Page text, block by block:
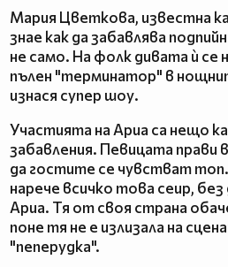
Мария Цветкова, известна
знае как да забавлява
не само. На фолк дивата ѝ се
пълен "терминатор" в
изнася супер шоу.
Участията на Ариа са нещо
забавления. Певицата прави
да гостите се чувстват
нарече всичко това сеир,
Ариа. Тя от своя страна
поне тя не е излизала на
"пеперудка".